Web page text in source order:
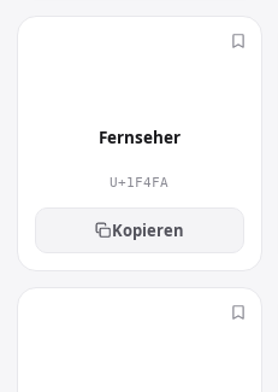
Fernseher
U+1F4FA
Kopieren